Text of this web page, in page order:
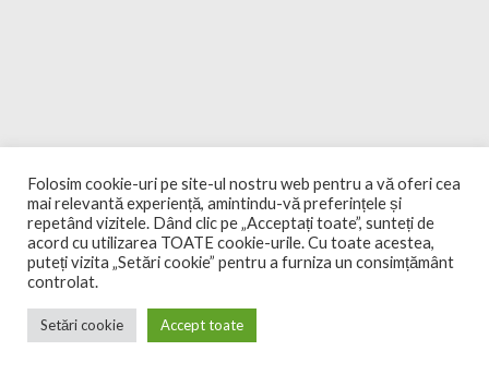
Folosim cookie-uri pe site-ul nostru web pentru a vă oferi cea
mai relevantă experiență, amintindu-vă preferințele și
repetând vizitele. Dând clic pe „Acceptați toate”, sunteți de
acord cu utilizarea TOATE cookie-urile. Cu toate acestea,
puteți vizita „Setări cookie” pentru a furniza un consimțământ
controlat.
Setări cookie Accept toate